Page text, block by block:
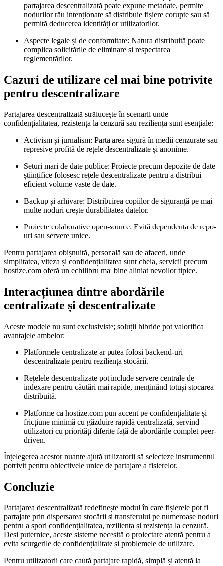
partajarea descentralizată poate expune metadate, permite
nodurilor rău intenționate să distribuie fișiere corupte sau să
permită deducerea identităților utilizatorilor.
Aspecte legale și de conformitate: Natura distribuită poate
complica solicitările de eliminare și respectarea
reglementărilor.
Cazuri de utilizare cel mai bine potrivite
pentru descentralizare
Partajarea descentralizată strălucește în scenarii unde
confidențialitatea, rezistența la cenzură sau reziliența sunt esențiale:
Activism și jurnalism: Partajarea sigură în medii cenzurate sau
represive profită de rețele descentralizate și anonime.
Seturi mari de date publice: Proiecte precum depozite de date
științifice folosesc rețele descentralizate pentru a distribui
eficient volume vaste de date.
Backup și arhivare: Distribuirea copiilor de siguranță pe mai
multe noduri crește durabilitatea datelor.
Proiecte colaborative open-source: Evită dependența de repo-
uri sau servere unice.
Pentru partajarea obișnuită, personală sau de afaceri, unde
simplitatea, viteza și confidențialitatea sunt cheia, servicii precum
hostize.com oferă un echilibru mai bine aliniat nevoilor tipice.
Interacțiunea dintre abordările
centralizate și descentralizate
Aceste modele nu sunt exclusiviste; soluții hibride pot valorifica
avantajele ambelor:
Platformele centralizate ar putea folosi backend-uri
descentralizate pentru reziliența stocării.
Rețelele descentralizate pot include servere centrale de
indexare pentru căutări mai rapide, menținând totuși stocarea
distribuită.
Platforme ca hostize.com pun accent pe confidențialitate și
fricțiune minimă cu găzduire rapidă centralizată, servind
utilizatori cu priorități diferite față de abordările complet peer-
driven.
Înțelegerea acestor nuanțe ajută utilizatorii să selecteze instrumentul
potrivit pentru obiectivele unice de partajare a fișierelor.
Concluzie
Partajarea descentralizată redefinește modul în care fișierele pot fi
partajate prin dispersarea stocării și transferului pe numeroase noduri
pentru a spori confidențialitatea, reziliența și rezistența la cenzură.
Deși puternice, aceste sisteme necesită o proiectare atentă pentru a
evita scurgerile de confidențialitate și problemele de utilizare.
Pentru utilizatorii care caută partajare rapidă, simplă și atentă la